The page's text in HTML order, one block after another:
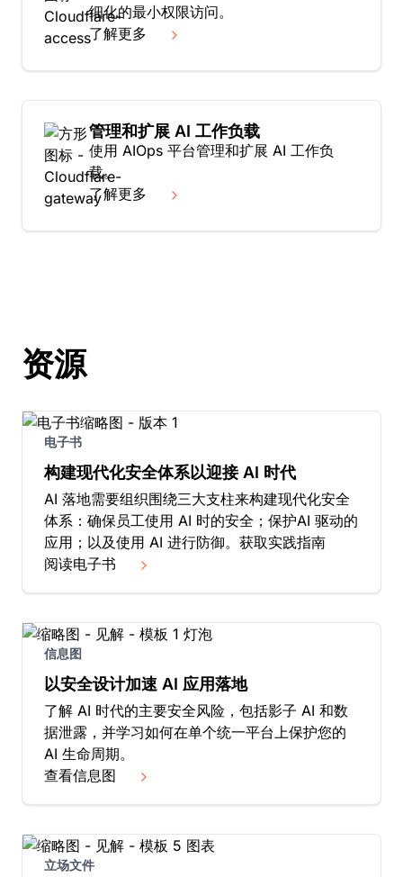
细化的最小权限访问。
了解更多
管理和扩展 AI 工作负载
使用 AIOps 平台管理和扩展 AI 工作负
载。
了解更多
资源
电子书
构建现代化安全体系以迎接 AI 时代
AI 落地需要组织围绕三大支柱来构建现代化安全
体系：确保员工使用 AI 时的安全；保护AI 驱动的
应用；以及使用 AI 进行防御。获取实践指南
阅读电子书
信息图
以安全设计加速 AI 应用落地
了解 AI 时代的主要安全风险，包括影子 AI 和数
据泄露，并学习如何在单个统一平台上保护您的
AI 生命周期。
查看信息图
立场文件